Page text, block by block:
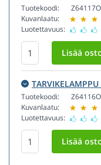
Tuotekoodi:
Kuvanlaatu:
Luotettavuus:
TARVIKELAMPPU
Tuotekoodi:
Kuvanlaatu:
Luotettavuus: